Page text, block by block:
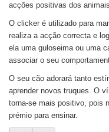
acções positivas dos
O clicker é utilizado para
realiza a acção correcta e
ela uma guloseima ou uma
associar o seu
O seu cão adorará tanto
aprender novos truques. O
torna-se mais positivo, pois
prémio para ensinar.